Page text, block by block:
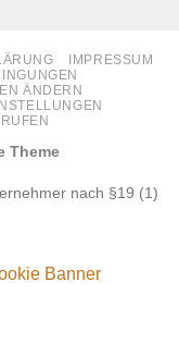
IMPRESSUM
ÄNDERN
Theme
nach §19 (1)
Banner